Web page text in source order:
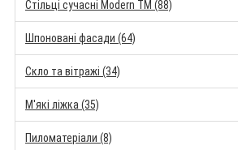
Стільці сучасні Modern TM (88)
Шпоновані фасади (64)
Скло та вітражі (34)
М'які ліжка (35)
Пиломатеріали (8)